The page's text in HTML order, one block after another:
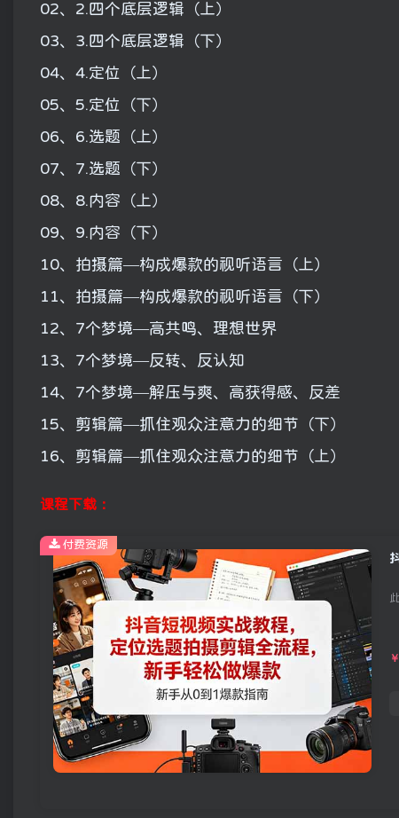
02、2.四个底层逻辑（上）
03、3.四个底层逻辑（下）
04、4.定位（上）
05、5.定位（下）
06、6.选题（上）
07、7.选题（下）
08、8.内容（上）
09、9.内容（下）
10、拍摄篇—构成爆款的视听语言（上）
11、拍摄篇—构成爆款的视听语言（下）
12、7个梦境—高共鸣、理想世界
13、7个梦境—反转、反认知
14、7个梦境—解压与爽、高获得感、反差
15、剪辑篇—抓住观众注意力的细节（下）
16、剪辑篇—抓住观众注意力的细节（上）
课程下载：
￥
付费资源